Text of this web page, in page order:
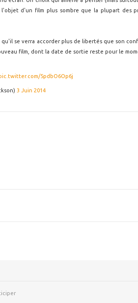
l'objet d'un film plus sombre que la plupart des
qu'il se verra accorder plus de libertés que son
film, dont la date de sortie reste pour le
5pdbO6Op6j
3 Juin 2014